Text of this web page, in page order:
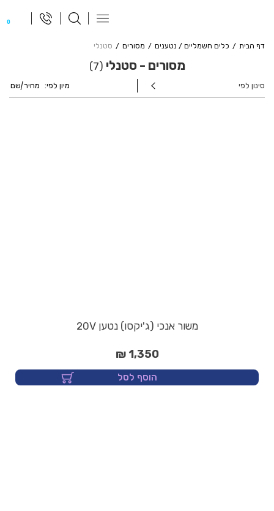
0
פתח
ניווט
דף הבית כלים חשמליים / נטענים מסורים סטנלי
מסורים - סטנלי 7
מיון לפי: מחיר|שם סינון לפי
משור אנכי (ג'יקסו) נטען 20V
1,350 ₪
הוסף לסל